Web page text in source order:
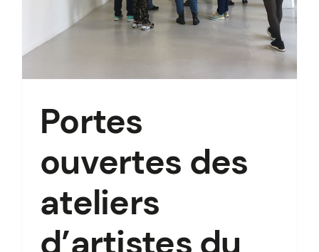
Portes
ouvertes des
ateliers